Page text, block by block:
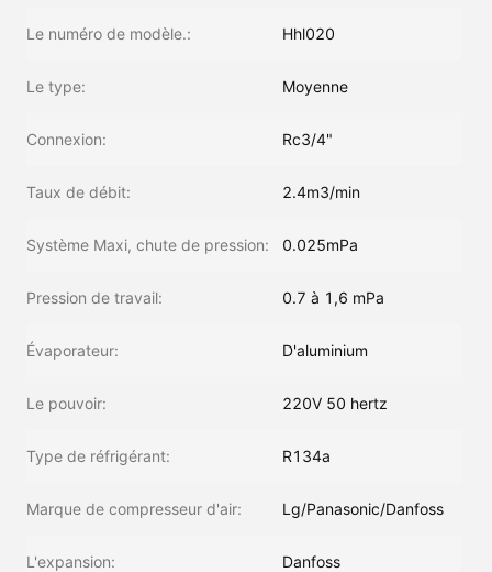
Le numéro de modèle.: Hhl020
Le type: Moyenne
Connexion: Rc3/4"
Taux de débit: 2.4m3/min
Système Maxi, chute de pression: 0.025mPa
Pression de travail: 0.7 à 1,6 mPa
Évaporateur: D'aluminium
Le pouvoir: 220V 50 hertz
Type de réfrigérant: R134a
Marque de compresseur d'air: Lg/Panasonic/Danfoss
L'expansion: Danfoss